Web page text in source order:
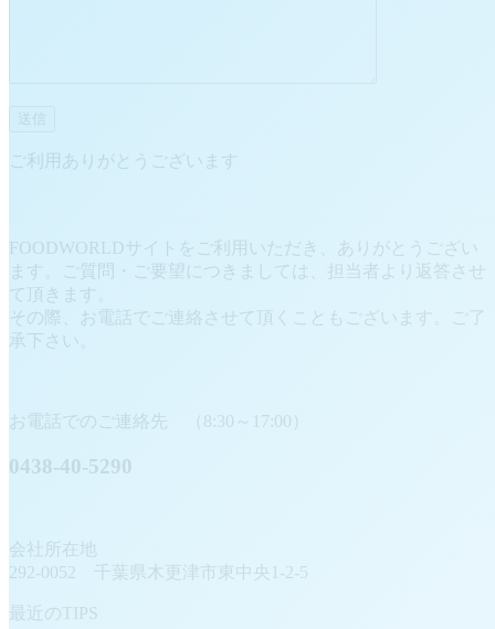
ご利用ありがとうございます
FOODWORLDサイトをご利用いただき、ありがとうござい
ます。ご質問・ご要望につきましては、担当者より返答させ
て頂きます。
その際、お電話でご連絡させて頂くこともございます。ご了
承下さい。
お電話でのご連絡先 （8:30～17:00）
0438-40-5290
会社所在地
292-0052 千葉県木更津市東中央1-2-5
最近のTIPS